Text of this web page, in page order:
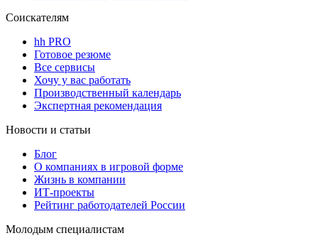
Соискателям
hh PRO
Готовое резюме
Все сервисы
Хочу у вас работать
Производственный календарь
Экспертная рекомендация
Новости и статьи
Блог
О компаниях в игровой форме
Жизнь в компании
ИТ-проекты
Рейтинг работодателей России
Молодым специалистам